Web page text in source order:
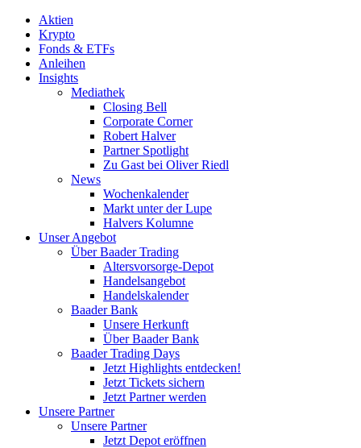
Aktien
Krypto
Fonds & ETFs
Anleihen
Insights
Mediathek
Closing Bell
Corporate Corner
Robert Halver
Partner Spotlight
Zu Gast bei Oliver Riedl
News
Wochenkalender
Markt unter der Lupe
Halvers Kolumne
Unser Angebot
Über Baader Trading
Altersvorsorge-Depot
Handelsangebot
Handelskalender
Baader Bank
Unsere Herkunft
Über Baader Bank
Baader Trading Days
Jetzt Highlights entdecken!
Jetzt Tickets sichern
Jetzt Partner werden
Unsere Partner
Unsere Partner
Jetzt Depot eröffnen